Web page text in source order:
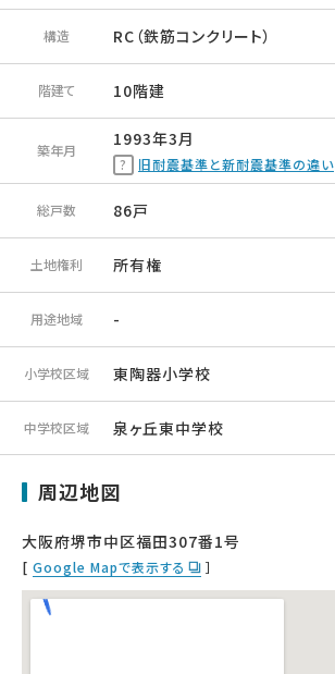
構造 RC（鉄筋コンクリート）
階建て 10階建
築年月
1993年3月
旧耐震基準と新耐震基準の違い
総戸数 86戸
土地権利 所有権
用途地域 -
小学校区域 東陶器小学校
中学校区域 泉ヶ丘東中学校
周辺地図
大阪府堺市中区福田307番1号
[ Google Mapで表示する ］